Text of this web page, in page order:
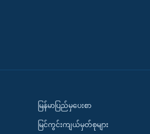
မြန်မာပြည်မှပေးစာ
မြင်ကွင်းကျယ်မှတ်စုများ